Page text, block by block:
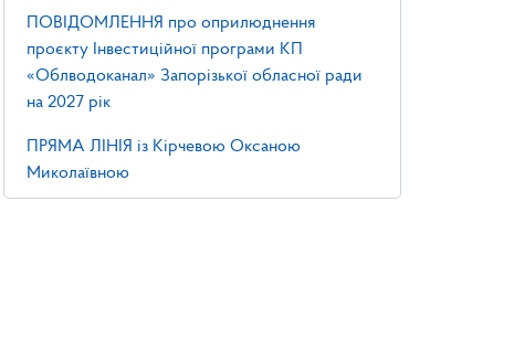
ПОВІДОМЛЕННЯ про оприлюднення
проєкту Інвестиційної програми КП
«Облводоканал» Запорізької обласної ради
на 2027 рік
ПРЯМА ЛІНІЯ із Кірчевою Оксаною
Миколаївною